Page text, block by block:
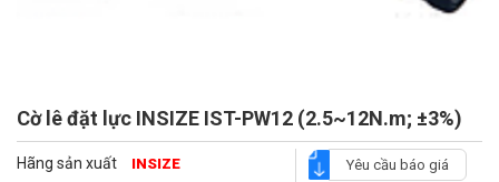
Cờ lê đặt lực INSIZE IST-PW12 (2.5~12N.m; ±3%)
Hãng sản xuất INSIZE Yêu cầu báo giá